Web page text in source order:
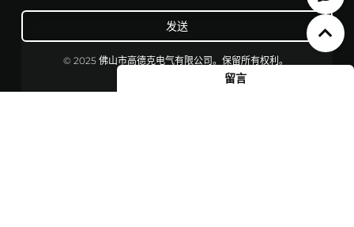
留言
发送
© 2025 佛山市高德克电气有限公司。保留所有权利。